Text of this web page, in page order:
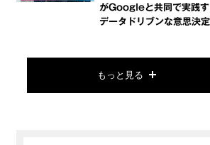
がGoogleと共同で実践す
データドリブンな意思決
もっと見る